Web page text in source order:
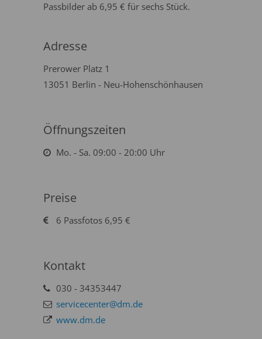
Passbilder ab 6,95 € für sechs Stück.
Adresse
Prerower Platz 1
13051 Berlin - Neu-Hohenschönhausen
Öffnungszeiten
Mo. - Sa. 09:00 - 20:00 Uhr
Preise
6 Passfotos 6,95 €
Kontakt
030 - 34353447
servicecenter@dm.de
www.dm.de